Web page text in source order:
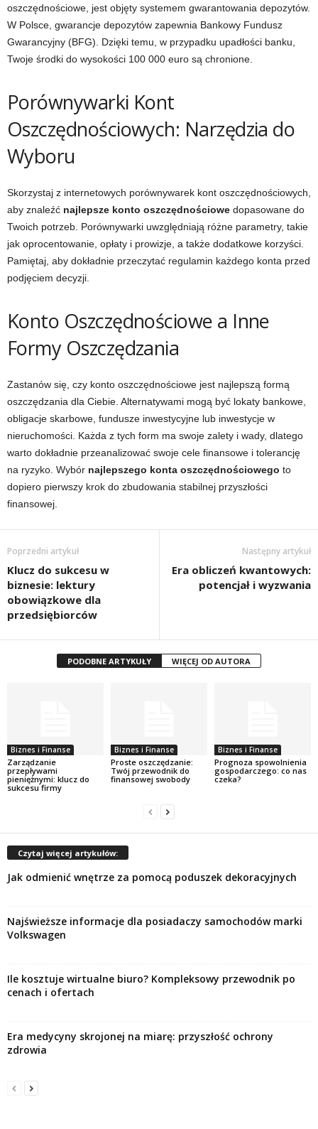
oszczędnościowe, jest objęty systemem gwarantowania depozytów.
W Polsce, gwarancje depozytów zapewnia Bankowy Fundusz
Gwarancyjny (BFG). Dzięki temu, w przypadku upadłości banku,
Twoje środki do wysokości 100 000 euro są chronione.
Porównywarki Kont
Oszczędnościowych: Narzędzia do
Wyboru
Skorzystaj z internetowych porównywarek kont oszczędnościowych,
aby znaleźć najlepsze konto oszczędnościowe dopasowane do
Twoich potrzeb. Porównywarki uwzględniają różne parametry, takie
jak oprocentowanie, opłaty i prowizje, a także dodatkowe korzyści.
Pamiętaj, aby dokładnie przeczytać regulamin każdego konta przed
podjęciem decyzji.
Konto Oszczędnościowe a Inne
Formy Oszczędzania
Zastanów się, czy konto oszczędnościowe jest najlepszą formą
oszczędzania dla Ciebie. Alternatywami mogą być lokaty bankowe,
obligacje skarbowe, fundusze inwestycyjne lub inwestycje w
nieruchomości. Każda z tych form ma swoje zalety i wady, dlatego
warto dokładnie przeanalizować swoje cele finansowe i tolerancję
na ryzyko. Wybór najlepszego konta oszczędnościowego to
dopiero pierwszy krok do zbudowania stabilnej przyszłości
finansowej.
Poprzedni artykuł
Klucz do sukcesu w
biznesie: lektury
obowiązkowe dla
przedsiębiorców
Następny artykuł
Era obliczeń kwantowych:
potencjał i wyzwania
PODOBNE ARTYKUŁY WIĘCEJ OD AUTORA
Biznes i Finanse
Zarządzanie
przepływami
pieniężnymi: klucz do
sukcesu firmy
Biznes i Finanse
Proste oszczędzanie:
Twój przewodnik do
finansowej swobody
Biznes i Finanse
Prognoza spowolnienia
gospodarczego: co nas
czeka?
Czytaj więcej artykułów:
Jak odmienić wnętrze za pomocą poduszek dekoracyjnych
Najświeższe informacje dla posiadaczy samochodów marki
Volkswagen
Ile kosztuje wirtualne biuro? Kompleksowy przewodnik po
cenach i ofertach
Era medycyny skrojonej na miarę: przyszłość ochrony
zdrowia